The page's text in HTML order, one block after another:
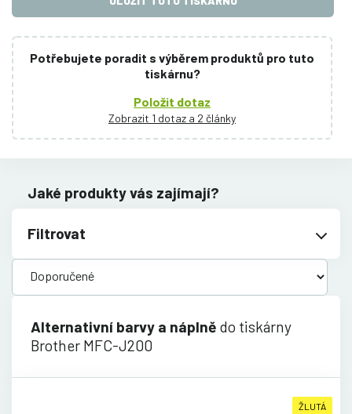
Potřebujete poradit s výběrem produktů pro tuto
tiskárnu?
Položit dotaz
Zobrazit 1 dotaz a 2 články
Jaké produkty vás zajímají?
Filtrovat
Alternativní barvy a náplně do tiskárny
Brother MFC-J200
ŽLUTÁ